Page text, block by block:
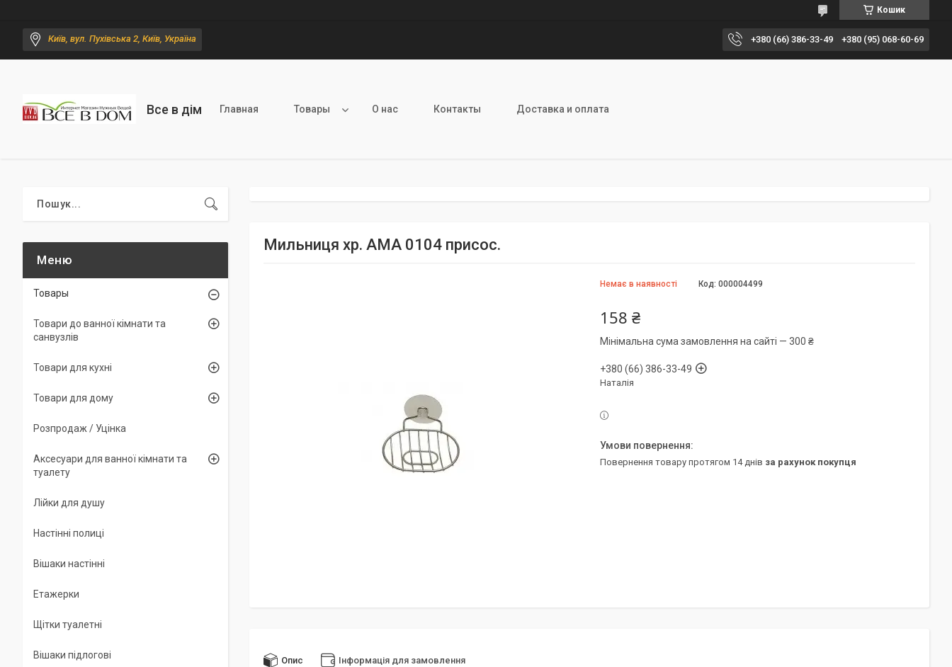
Кошик
Київ, вул. Пухівська 2, Київ, Україна +380 (66) 386-33-49 +380 (95) 068-60-69
Все в дім Главная Товары О нас Контакты Доставка и оплата
Мильниця хр. АМА 0104 присос.
Немає в наявності Код: 000004499
158 ₴
Мінімальна сума замовлення на сайті — 300 ₴
+380 (66) 386-33-49
Наталія
повернення товару протягом 14 днів за рахунок покупця
Опис Інформація для замовлення
Товары
Товари до ванної кімнати та
санвузлів
Товари для кухні
Товари для дому
Розпродаж / Уцінка
Аксесуари для ванної кімнати та
туалету
Лійки для душу
Настінні полиці
Вішаки настінні
Етажерки
Щітки туалетні
Вішаки підлогові